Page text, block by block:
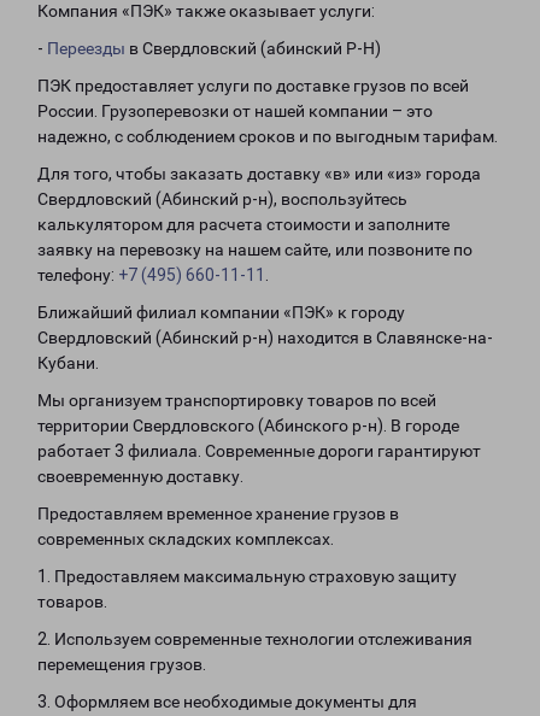
Компания «ПЭК» также оказывает услуги:
- Переезды в Свердловский (абинский Р-Н)
ПЭК предоставляет услуги по доставке грузов по всей
России. Грузоперевозки от нашей компании – это
надежно, с соблюдением сроков и по выгодным тарифам.
Для того, чтобы заказать доставку «в» или «из» города
Свердловский (Абинский р-н), воспользуйтесь
калькулятором для расчета стоимости и заполните
заявку на перевозку на нашем сайте, или позвоните по
телефону: +7 (495) 660-11-11
Ближайший филиал компании «ПЭК» к городу
Свердловский (Абинский р-н) находится в Славянске-на-
Кубани.
Мы организуем транспортировку товаров по всей
территории Свердловского (Абинского р-н). В городе
работает 3 филиала. Современные дороги гарантируют
своевременную доставку.
Предоставляем временное хранение грузов в
современных складских комплексах.
1. Предоставляем максимальную страховую защиту
товаров.
2. Используем современные технологии отслеживания
перемещения грузов.
3. Оформляем все необходимые документы для